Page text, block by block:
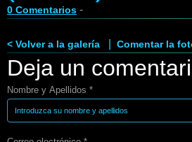
0 Comentarios -
< Volver a la galería Comentar la
Deja un
Nombre y Apellidos *